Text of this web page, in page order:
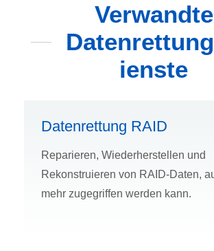
Verwandte
ienste
Datenrettung RAID
Reparieren, Wiederherstellen und
Rekonstruieren von RAID-Daten,
mehr zugegriffen werden kann.